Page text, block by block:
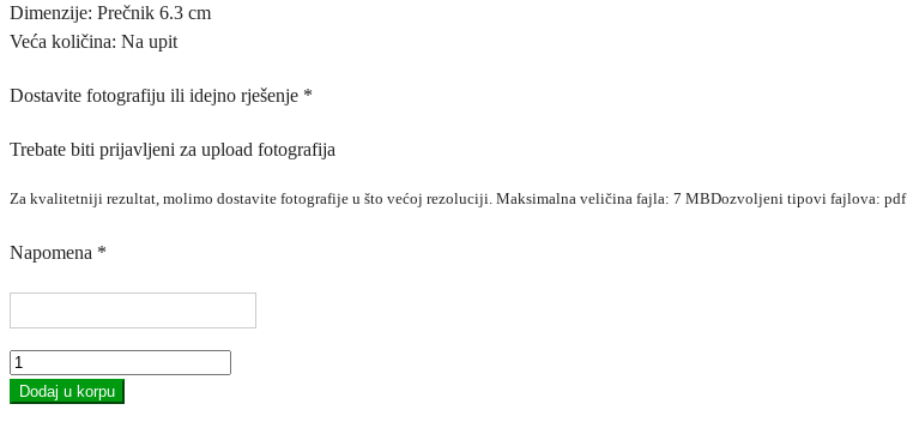
Dimenzije: Prečnik 6.3 cm
Veća količina: Na upit
Dostavite fotografiju ili idejno rješenje *
Trebate biti prijavljeni za upload fotografija
Za kvalitetniji rezultat, molimo dostavite fotografije u što većoj rezoluciji. Maksimalna veličina fajla: 7 MBDozvoljeni tipovi fajlova: pdf
Napomena *
Plastični
magnet
Dodaj u korpu